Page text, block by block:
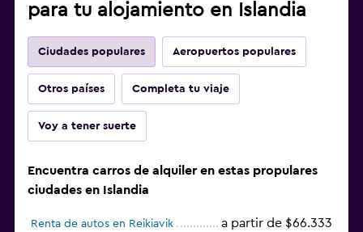
para tu alojamiento en Islandia
Ciudades populares Aeropuertos populares
Otros países Completa tu viaje
Voy a tener suerte
Encuentra carros de alquiler en estas propulares
ciudades en Islandia
Renta de autos en Reikiavik a partir de $66.333